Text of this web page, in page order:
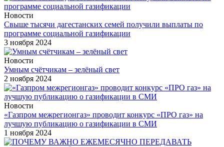
Новости
Свыше тысячи дагестанских семей получили выплаты по
программе социальной газификации
3 ноября 2024
Новости
Умным счётчикам – зелёный свет
2 ноября 2024
Новости
«Газпром межрегионгаз» проводит конкурс «ПРО газ» на
лучшую публикацию о газификации в СМИ
1 ноября 2024